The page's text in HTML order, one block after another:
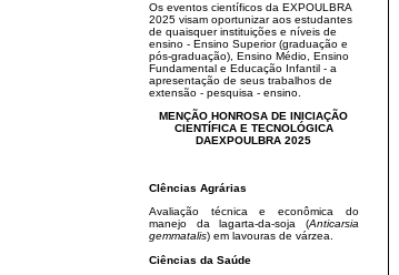
Os eventos científicos da EXPOULBRA
2025 visam oportunizar aos estudantes
de quaisquer instituições e níveis de
ensino - Ensino Superior (graduação e
pós-graduação), Ensino Médio, Ensino
Fundamental e Educação Infantil - a
apresentação de seus trabalhos de
extensão - pesquisa - ensino.
MENÇÃO HONROSA DE INICIAÇÃO
CIENTÍFICA E TECNOLÓGICA
DAEXPOULBRA 2025
CIências Agrárias
Avaliação técnica e econômica do
manejo da lagarta-da-soja (Anticarsia
gemmatalis) em lavouras de várzea.
Ciências da Saúde